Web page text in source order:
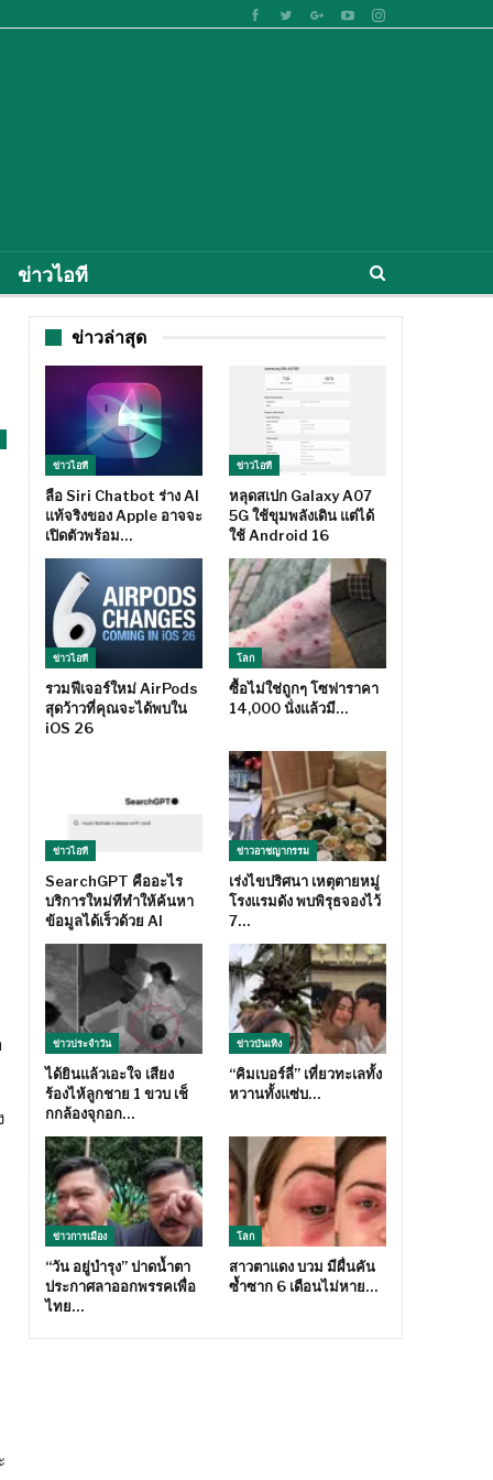
ข่าวไอที
ข่าวล่าสุด
ข่าวไอที
ลือ Siri Chatbot ร่าง AI
แท้จริงของ Apple อาจจะ
เปิดตัวพร้อม…
ข่าวไอที
หลุดสเปก Galaxy A07
5G ใช้ขุมพลังเดิน แต่ได้
ใช้ Android 16
ข่าวไอที
รวมฟีเจอร์ใหม่ AirPods
สุดว้าวที่คุณจะได้พบใน
iOS 26
โลก
ซื้อไม่ใช่ถูกๆ โซฟาราคา
14,000 นั่งแล้วมี…
ข่าวไอที
SearchGPT คืออะไร
บริการใหม่ทีทำให้ค้นหา
ข้อมูลได้เร็วด้วย AI
ข่าวอาชญากรรม
เร่งไขปริศนา เหตุตายหมู่
โรงแรมดัง พบพิรุธจองไว้
7…
ข่าวประจำวัน
ได้ยินแล้วเอะใจ เสียง
ร้องไห้ลูกชาย 1 ขวบ เช็
กกล้องจุกอก…
ข่าวบันเทิง
“คิมเบอร์ลี่” เที่ยวทะเลทั้ง
หวานทั้งแซ่บ…
ข่าวการเมือง
“วัน อยู่บำรุง” ปาดน้ำตา
ประกาศลาออกพรรคเพื่อ
ไทย…
โลก
สาวตาแดง บวม มีผื่นคัน
ซ้ำซาก 6 เดือนไม่หาย…